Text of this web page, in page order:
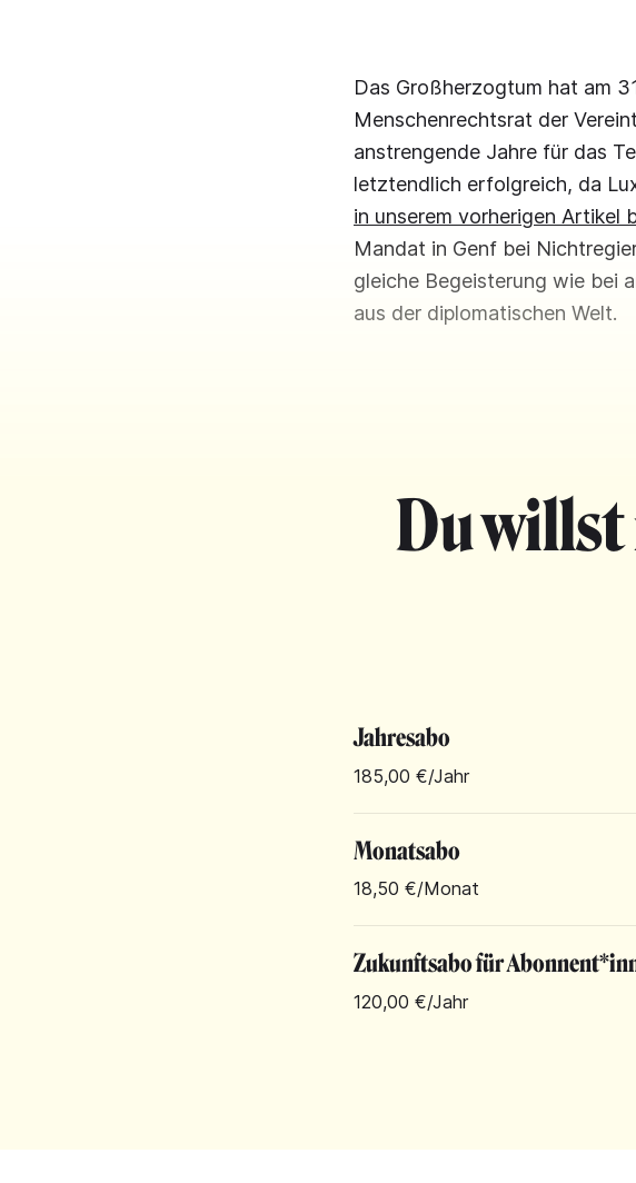
Das Großherzogtum hat am
Menschenrechtsrat der
anstrengende Jahre für das
letztendlich erfolgreich, da
in unserem vorherigen Artikel
Mandat in Genf bei
gleiche Begeisterung wie bei
aus der diplomatischen Welt.
Du willst
Jahresabo
185,00 €/Jahr
Monatsabo
18,50 €/Monat
Zukunftsabo für
120,00 €/Jahr